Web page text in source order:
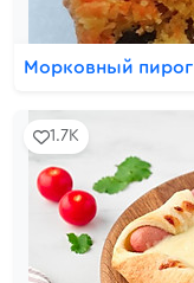
Морковный пирог
1.7K